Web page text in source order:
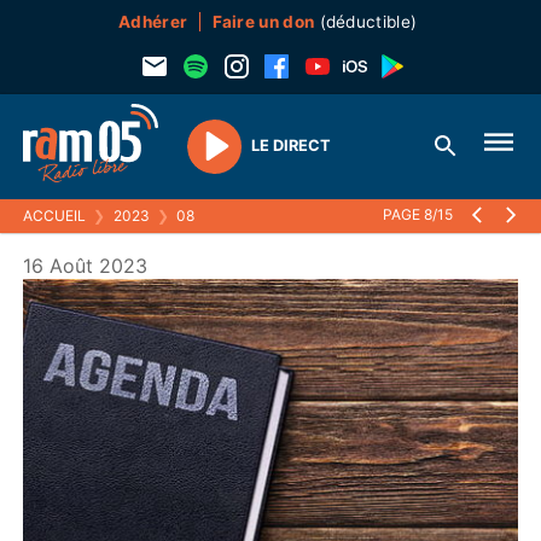
Adhérer Faire un don (déductible)
Play
LE DIRECT
ACCUEIL ❯ 2023 ❯ 08 PAGE 8/15
16 Août 2023